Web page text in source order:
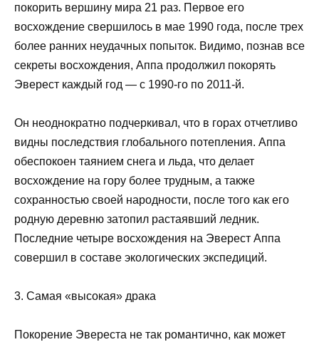
покорить вершину мира 21 раз. Первое его
восхождение свершилось в мае 1990 года, после трех
более ранних неудачных попыток. Видимо, познав все
секреты восхождения, Аппа продолжил покорять
Эверест каждый год — с 1990-го по 2011-й.
Он неоднократно подчеркивал, что в горах отчетливо
видны последствия глобального потепления. Аппа
обеспокоен таянием снега и льда, что делает
восхождение на гору более трудным, а также
сохранностью своей народности, после того как его
родную деревню затопил растаявший ледник.
Последние четыре восхождения на Эверест Аппа
совершил в составе экологических экспедиций.
3. Самая «высокая» драка
Покорение Эвереста не так романтично, как может